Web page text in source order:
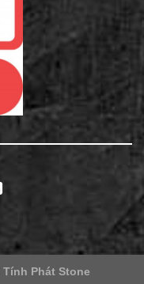
Tính Phát Stone